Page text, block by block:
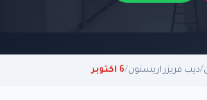
/ديب فريزر اريستون/6 اكتوبر